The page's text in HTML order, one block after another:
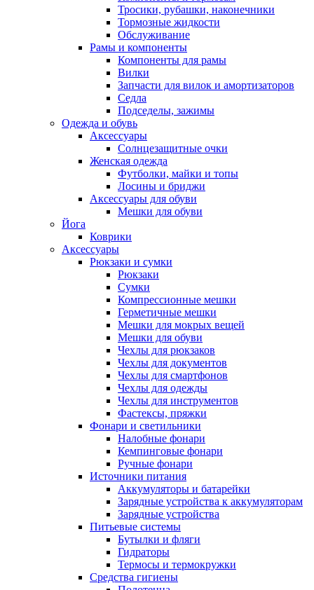
Тросики, рубашки, наконечники
Тормозные жидкости
Обслуживание
Рамы и компоненты
Компоненты для рамы
Вилки
Запчасти для вилок и амортизаторов
Седла
Подседелы, зажимы
Одежда и обувь
Аксессуары
Солнцезащитные очки
Женская одежда
Футболки, майки и топы
Лосины и бриджи
Аксессуары для обуви
Мешки для обуви
Йога
Коврики
Аксессуары
Рюкзаки и сумки
Рюкзаки
Сумки
Компрессионные мешки
Герметичные мешки
Мешки для мокрых вещей
Мешки для обуви
Чехлы для рюкзаков
Чехлы для документов
Чехлы для смартфонов
Чехлы для одежды
Чехлы для инструментов
Фастексы, пряжки
Фонари и светильники
Налобные фонари
Кемпинговые фонари
Ручные фонари
Источники питания
Аккумуляторы и батарейки
Зарядные устройства к аккумуляторам
Зарядные устройства
Питьевые системы
Бутылки и фляги
Гидраторы
Термосы и термокружки
Средства гигиены